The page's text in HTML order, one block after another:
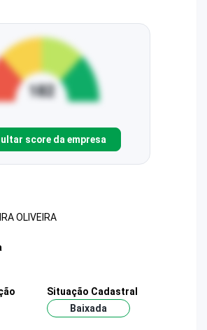
score da empresa
OLIVEIRA
Situação Cadastral
Baixada